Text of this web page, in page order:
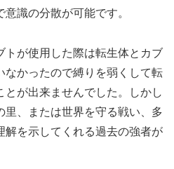
識の分散が可能です。
トが使用した際は転生体とカブ
なかったので縛りを弱くして転
が出来ませんでした。しかし
里、または世界を守る戦い、多
解を示してくれる過去の強者が